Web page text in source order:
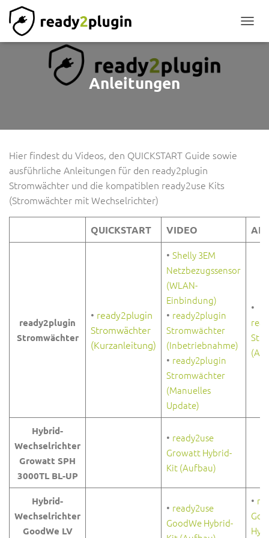
Anleitungen
Hier findest du Videos, den QUICKSTART Guide sowie
ausführliche Anleitungen für den ready2plugin
Stromwächter und die kompatiblen ready2use Kits
(Stromwächter mit Wechselrichter)
QUICKSTART VIDEO
ready2plugin
Stromwächter
• ready2plugin
Stromwächter
(Kurzanleitung)
• Shelly 3EM
Netzbezugssensor
(WLAN-
Einbindung)
• ready2plugin
Stromwächter
(Inbetriebnahme)
• ready2plugin
Stromwächter
(Manuelles
Update)
•
Hybrid-
Wechselrichter
Growatt SPH
3000TL BL-UP
• ready2use
Growatt Hybrid-
Kit (Aufbau)
Hybrid-
Wechselrichter
GoodWe LV
• ready2use
GoodWe Hybrid-
•